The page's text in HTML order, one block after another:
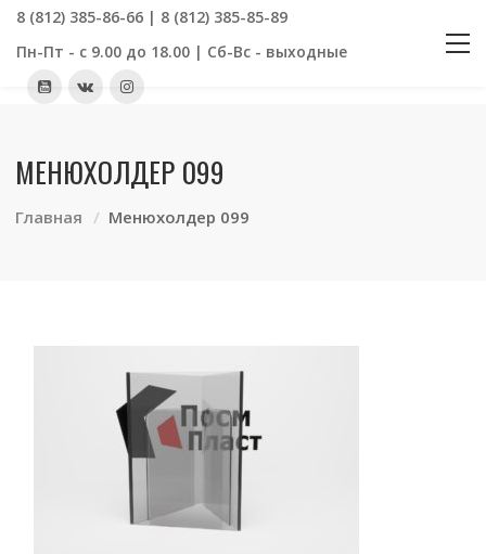
8 (812) 385-86-66 | 8 (812) 385-85-89
Пн-Пт - с 9.00 до 18.00 | Сб-Вс - выходные
МЕНЮХОЛДЕР 099
Главная Менюхолдер 099